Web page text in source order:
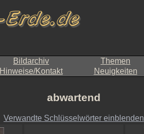
Bildarchiv Themen
Hinweise/Kontakt Neuigkeiten
abwartend
Verwandte Schlüsselwörter einblenden